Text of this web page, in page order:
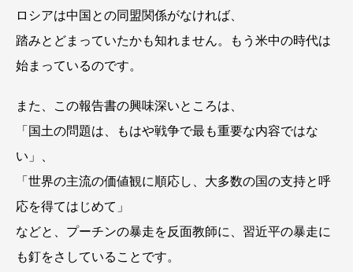
ロシアは中国との同盟関係がなければ、
踏みとどまっていたかも知れません。もう米中の時代は
始まっているのです。
また、この報告書の興味深いところは、
「国土の問題は、もはや戦争で最も重要な内容ではな
い」、
「世界の主流の価値観に順応し、大多数の国の支持と呼
応を得てはじめて」
などと、プーチンの暴走を反面教師に、習近平の暴走に
も釘をさしていることです。